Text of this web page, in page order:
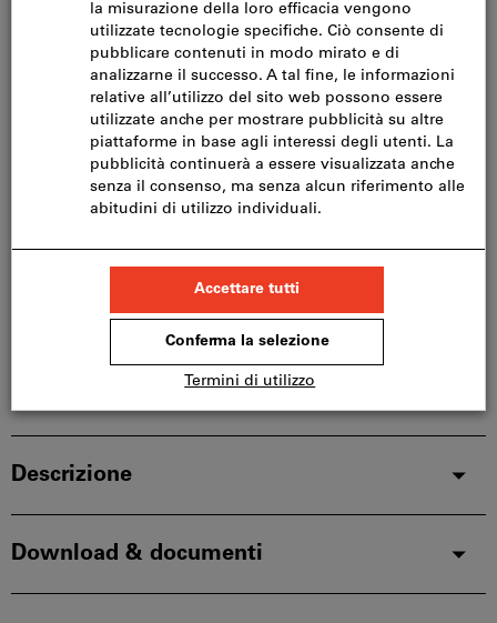
Vuoi ordinare più di un articolo?Vai alla selezione veloce
Nel carrello
Disponibile a magazzino
Aggiungi alla lista dei preferiti
Condividi articolo Catalogo sfogliabile
Descrizione
Download & documenti